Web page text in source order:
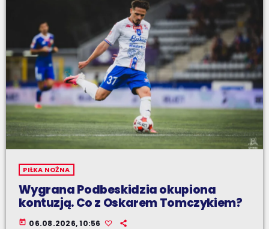
PIŁKA NOŻNA
Wygrana Podbeskidzia okupiona
kontuzją. Co z Oskarem Tomczykiem?
today 06.08.2026, 10:56